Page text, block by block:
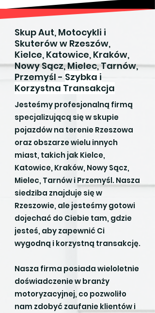
Skup Aut, Motocykli i
Skuterów w Rzeszów,
Kielce, Katowice, Kraków,
Nowy Sącz, Mielec, Tarnów,
Przemyśl - Szybka i
Korzystna Transakcja
Jesteśmy profesjonalną firmą
specjalizującą się w skupie
pojazdów na terenie Rzeszowa
oraz obszarze wielu innych
miast, takich jak Kielce,
Katowice, Kraków, Nowy Sącz,
Mielec, Tarnów i Przemyśl. Nasza
siedziba znajduje się w
Rzeszowie, ale jesteśmy gotowi
dojechać do Ciebie tam, gdzie
jesteś, aby zapewnić Ci
wygodną i korzystną transakcję.
Nasza firma posiada wieloletnie
doświadczenie w branży
motoryzacyjnej, co pozwoliło
nam zdobyć zaufanie klientów i